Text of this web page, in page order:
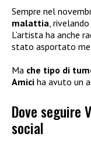
Sempre nel
malattia ,
L’artista ha anche
stato asportato
Ma che tipo di
Amici ha avuto un
Dove seguire
social